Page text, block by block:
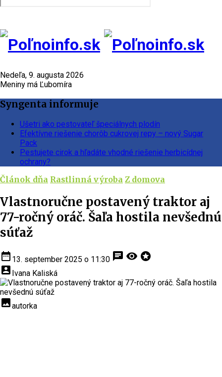
Nedeľa, 9. augusta 2026
Meniny má Ľubomíra
Syngenta informuje
Ušetri ako pestovateľ špeciálnych plodín
Efektívne riešenie chorôb cukrovej repy – nový Sugar
Pack
Pestujete cirok a hľadáte vhodné riešenie herbicídnej
ochrany?
Článok dňa Rastlinná výroba Z domova
Vlastnoručne postavený traktor aj
77-ročný oráč. Šaľa hostila nevšednú
súťaž
date_range 13. september 2025 o 11:30 chat visibility stars
account_box Ivana Kaliská
insert_photoautorka